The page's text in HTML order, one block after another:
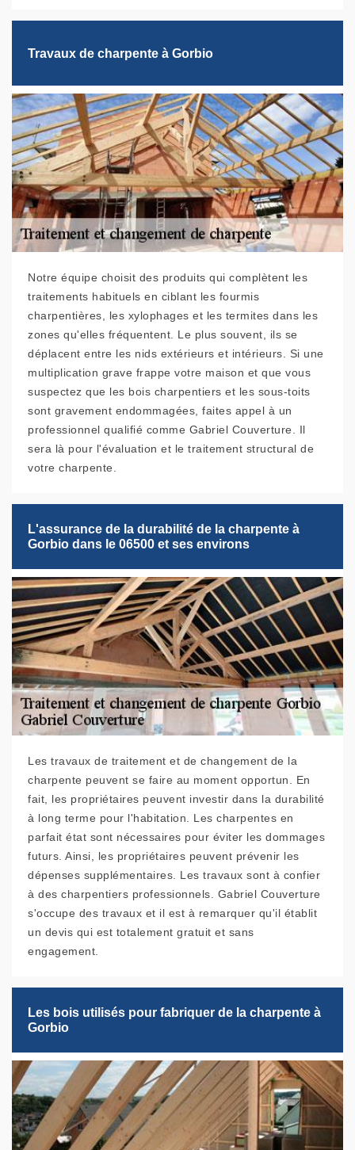
Travaux de charpente à Gorbio
Notre équipe choisit des produits qui complètent les
traitements habituels en ciblant les fourmis
charpentières, les xylophages et les termites dans les
zones qu'elles fréquentent. Le plus souvent, ils se
déplacent entre les nids extérieurs et intérieurs. Si une
multiplication grave frappe votre maison et que vous
suspectez que les bois charpentiers et les sous-toits
sont gravement endommagées, faites appel à un
professionnel qualifié comme Gabriel Couverture. Il
sera là pour l'évaluation et le traitement structural de
votre charpente.
L'assurance de la durabilité de la charpente à
Gorbio dans le 06500 et ses environs
Les travaux de traitement et de changement de la
charpente peuvent se faire au moment opportun. En
fait, les propriétaires peuvent investir dans la durabilité
à long terme pour l'habitation. Les charpentes en
parfait état sont nécessaires pour éviter les dommages
futurs. Ainsi, les propriétaires peuvent prévenir les
dépenses supplémentaires. Les travaux sont à confier
à des charpentiers professionnels. Gabriel Couverture
s'occupe des travaux et il est à remarquer qu'il établit
un devis qui est totalement gratuit et sans
engagement.
Les bois utilisés pour fabriquer de la charpente à
Gorbio